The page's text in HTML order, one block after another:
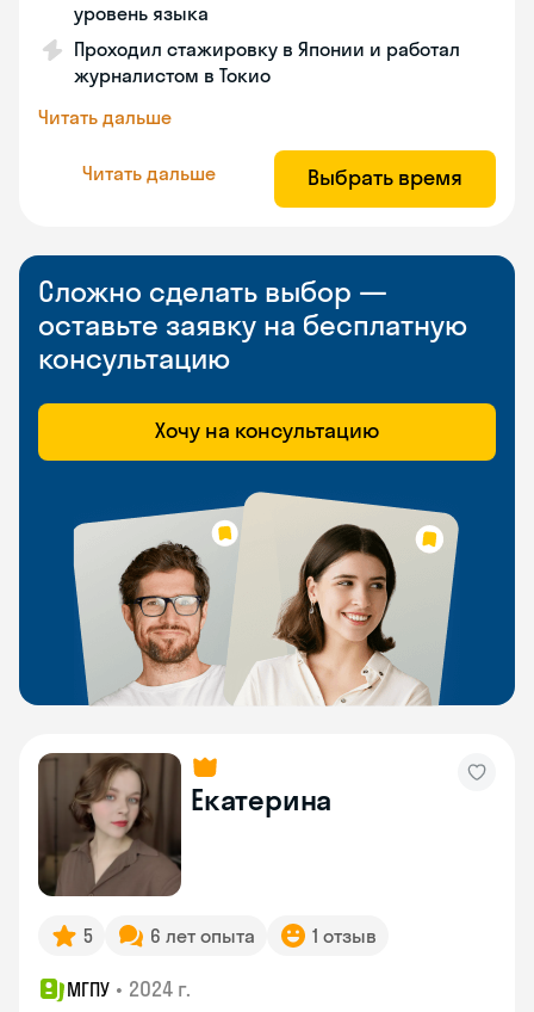
уровень языка
Проходил стажировку в Японии и работал
журналистом в Токио
Читать дальше
Читать дальше Выбрать время
Сложно сделать выбор —
оставьте заявку на бесплатную
консультацию
Хочу на консультацию
Екатерина
5 6 лет опыта 1 отзыв
МГПУ • 2024 г.